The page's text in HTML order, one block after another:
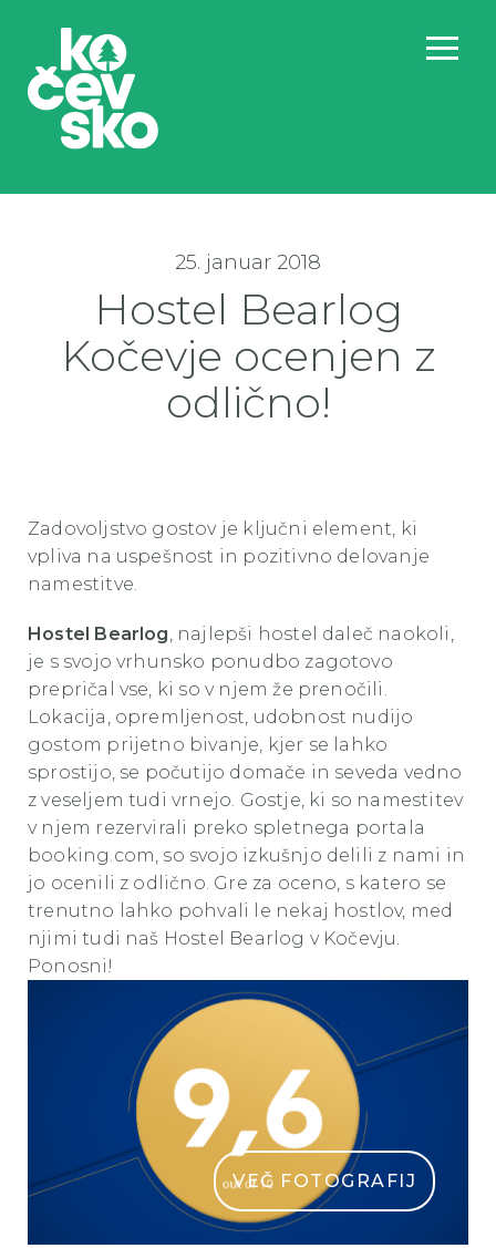
25. januar 2018
Hostel Bearlog
Kočevje ocenjen z
odlično!
Zadovoljstvo gostov je ključni element, ki
vpliva na uspešnost in pozitivno delovanje
namestitve.
Hostel Bearlog, najlepši hostel daleč naokoli,
je s svojo vrhunsko ponudbo zagotovo
prepričal vse, ki so v njem že prenočili.
Lokacija, opremljenost, udobnost nudijo
gostom prijetno bivanje, kjer se lahko
sprostijo, se počutijo domače in seveda vedno
z veseljem tudi vrnejo. Gostje, ki so namestitev
v njem rezervirali preko spletnega portala
booking.com, so svojo izkušnjo delili z nami in
jo ocenili z odlično. Gre za oceno, s katero se
trenutno lahko pohvali le nekaj hostlov, med
njimi tudi naš Hostel Bearlog v Kočevju.
Ponosni!
VEČ FOTOGRAFIJ